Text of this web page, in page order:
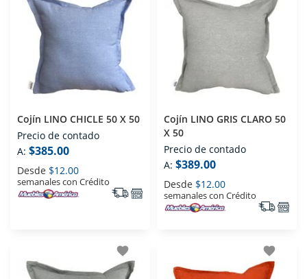
Cojín LINO CHICLE 50 X 50
Precio de contado
A: $385.00
Desde $12.00
semanales con Crédito
Cojín LINO GRIS CLARO 50
X 50
Precio de contado
A: $389.00
Desde $12.00
semanales con Crédito
favorite favorite